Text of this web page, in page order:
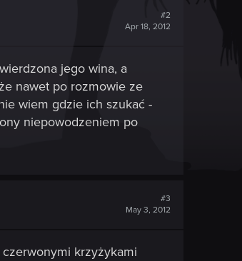
#2
Apr 18, 2012
jego wina, a
nawet po rozmowie ze
wiem gdzie ich szukać -
niepowodzeniem po
#3
May 3, 2012
krzyżykami